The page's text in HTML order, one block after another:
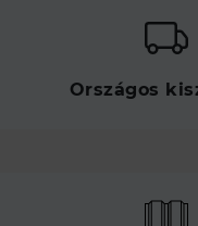
Országos